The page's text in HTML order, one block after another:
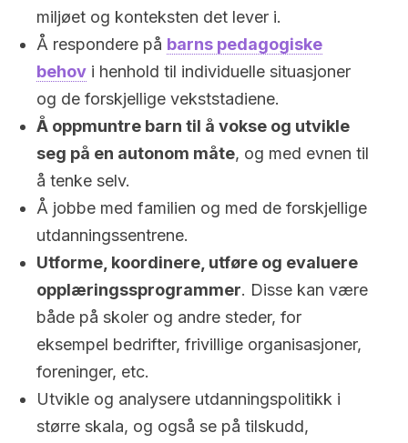
miljøet og konteksten det lever i.
Å respondere på barns pedagogiske
behov i henhold til individuelle situasjoner
og de forskjellige vekststadiene.
Å oppmuntre barn til å vokse og utvikle
seg på en autonom måte, og med evnen til
å tenke selv.
Å jobbe med familien og med de forskjellige
utdanningssentrene.
Utforme, koordinere, utføre og evaluere
opplæringssprogrammer. Disse kan være
både på skoler og andre steder, for
eksempel bedrifter, frivillige organisasjoner,
foreninger, etc.
Utvikle og analysere utdanningspolitikk i
større skala, og også se på tilskudd,